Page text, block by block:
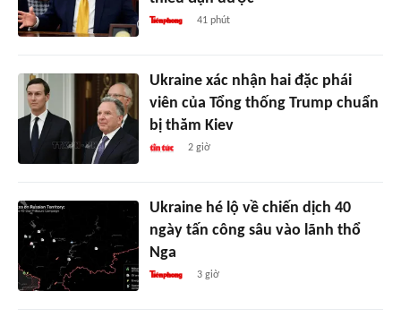
41 phút
Ukraine xác nhận hai đặc phái
viên của Tổng thống Trump chuẩn
bị thăm Kiev
2 giờ
Ukraine hé lộ về chiến dịch 40
ngày tấn công sâu vào lãnh thổ
Nga
3 giờ